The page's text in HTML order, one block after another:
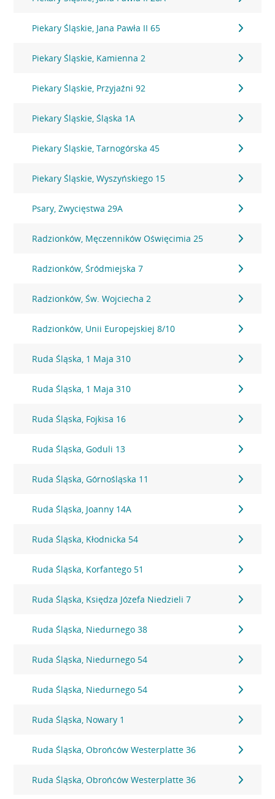
Piekary Śląskie, Jana Pawła II 65
Piekary Śląskie, Kamienna 2
Piekary Śląskie, Przyjaźni 92
Piekary Śląskie, Śląska 1A
Piekary Śląskie, Tarnogórska 45
Piekary Śląskie, Wyszyńskiego 15
Psary, Zwycięstwa 29A
Radzionków, Męczenników Oświęcimia 25
Radzionków, Śródmiejska 7
Radzionków, Św. Wojciecha 2
Radzionków, Unii Europejskiej 8/10
Ruda Śląska, 1 Maja 310
Ruda Śląska, 1 Maja 310
Ruda Śląska, Fojkisa 16
Ruda Śląska, Goduli 13
Ruda Śląska, Górnośląska 11
Ruda Śląska, Joanny 14A
Ruda Śląska, Kłodnicka 54
Ruda Śląska, Korfantego 51
Ruda Śląska, Księdza Józefa Niedzieli 7
Ruda Śląska, Niedurnego 38
Ruda Śląska, Niedurnego 54
Ruda Śląska, Niedurnego 54
Ruda Śląska, Nowary 1
Ruda Śląska, Obrońców Westerplatte 36
Ruda Śląska, Obrońców Westerplatte 36